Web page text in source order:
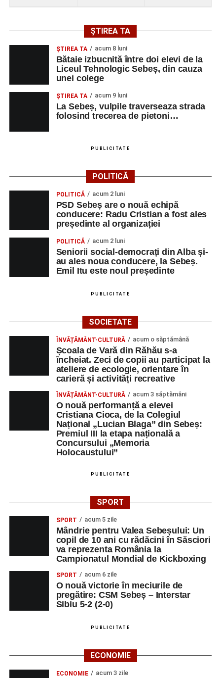
ȘTIREA TA
ŞTIREA TA acum 8 luni
Bătaie izbucnită între doi elevi de la
Liceul Tehnologic Sebeș, din cauza
unei colege
ŞTIREA TA acum 9 luni
La Sebeș, vulpile traverseaza strada
folosind trecerea de pietoni…
PUBLICITATE
POLITICĂ
POLITICĂ acum 2 luni
PSD Sebeș are o nouă echipă
conducere: Radu Cristian a fost ales
președinte al organizației
POLITICĂ acum 2 luni
Seniorii social-democrați din Alba și-
au ales noua conducere, la Sebeș.
Emil Itu este noul președinte
PUBLICITATE
SOCIETATE
ÎNVĂȚĂMÂNT-CULTURĂ acum o săptămână
Școala de Vară din Răhău s-a
încheiat. Zeci de copii au participat la
ateliere de ecologie, orientare în
carieră și activități recreative
ÎNVĂȚĂMÂNT-CULTURĂ acum 3 săptămâni
O nouă performanță a elevei
Cristiana Cioca, de la Colegiul
Național „Lucian Blaga” din Sebeș:
Premiul III la etapa națională a
Concursului „Memoria
Holocaustului”
PUBLICITATE
SPORT
SPORT acum 5 zile
Mândrie pentru Valea Sebeșului: Un
copil de 10 ani cu rădăcini în Săsciori
va reprezenta România la
Campionatul Mondial de Kickboxing
SPORT acum 6 zile
O nouă victorie în meciurile de
pregătire: CSM Sebeș – Interstar
Sibiu 5-2 (2-0)
PUBLICITATE
ECONOMIE
ECONOMIE acum 3 zile